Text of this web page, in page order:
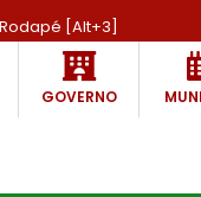
[Alt+3]
GOVERNO